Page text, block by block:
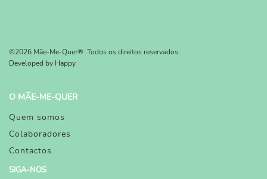
©2026 Mãe-Me-Quer®. Todos os direitos reservados.
Developed by Happy
O MÃE-ME-QUER
Quem somos
Colaboradores
Contactos
SIGA-NOS